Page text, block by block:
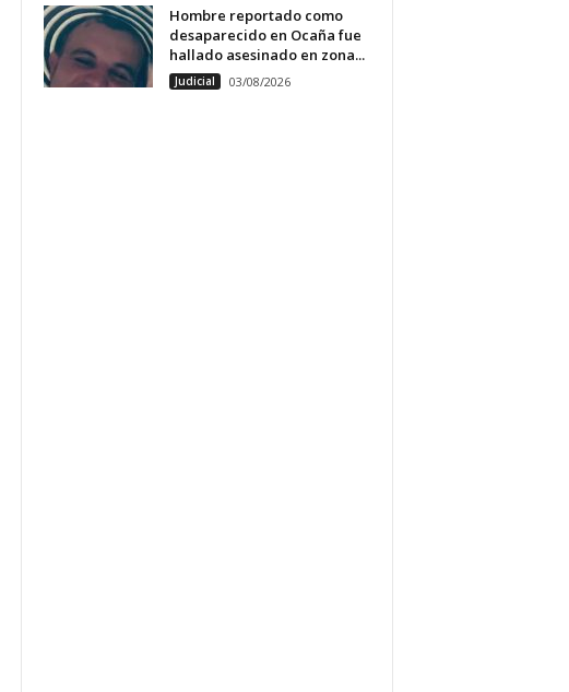
Hombre reportado como
desaparecido en Ocaña fue
hallado asesinado en zona...
Judicial 03/08/2026